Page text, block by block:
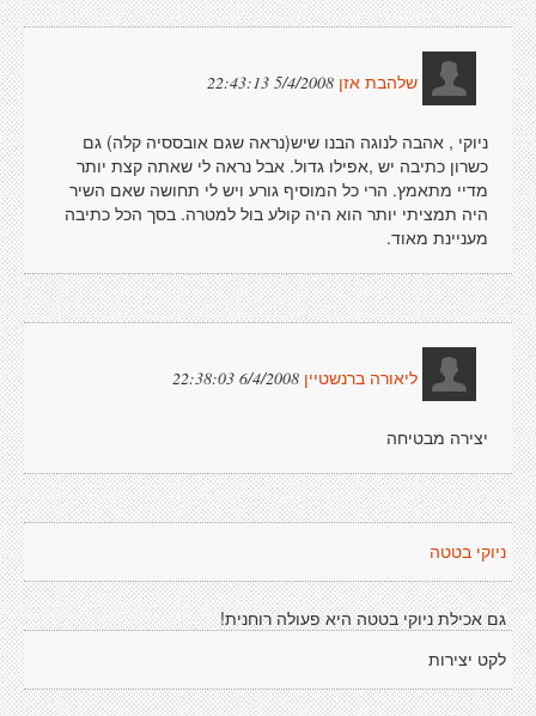
שלהבת אזן 5/4/2008 22:43:13
ניוקי , אהבה לנוגה הבנו שיש(נראה שגם אובססיה קלה) גם
כשרון כתיבה יש ,אפילו גדול. אבל נראה לי שאתה קצת יותר
מדיי מתאמץ. הרי כל המוסיף גורע ויש לי תחושה שאם השיר
היה תמציתי יותר הוא היה קולע בול למטרה. בסך הכל כתיבה
מעניינת מאוד.
ליאורה ברנשטיין 6/4/2008 22:38:03
יצירה מבטיחה
ניוקי בטטה
גם אכילת ניוקי בטטה היא פעולה רוחנית!
לקט יצירות